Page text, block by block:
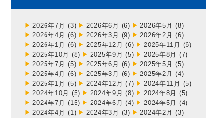
2026年7月 (3) 2026年6月 (6) 2026年5月
(8)
2026年4月
(6) 2026年3月 (9) 2026年2月
(6)
2026年1月
(6) 2025年12月 (6) 2025年11月
(6)
2025年10月
(8) 2025年9月 (5) 2025年8月
(7)
2025年7月
(5) 2025年6月 (6) 2025年5月
(5)
2025年4月
(6) 2025年3月 (6) 2025年2月
(4)
2025年1月
(5) 2024年12月 (7) 2024年11月
(5)
2024年10月
(5) 2024年9月 (8) 2024年8月
(5)
2024年7月
(15) 2024年6月 (4) 2024年5月
(4)
2024年4月
(1) 2024年3月 (3) 2024年2月
(3)